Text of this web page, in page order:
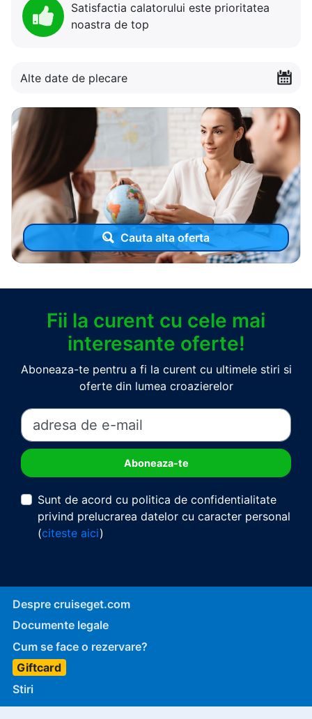
Satisfactia calatorului este prioritatea
noastra de top
Alte date de plecare
Cauta alta oferta
Fii la curent cu cele mai
interesante oferte!
Aboneaza-te pentru a fi la curent cu ultimele stiri si
oferte din lumea croazierelor
Sunt de acord cu politica de confidentialitate
privind prelucrarea datelor cu caracter personal
(citeste aici)
Despre cruiseget.com
Documente legale
Cum se face o rezervare?
Giftcard
Stiri